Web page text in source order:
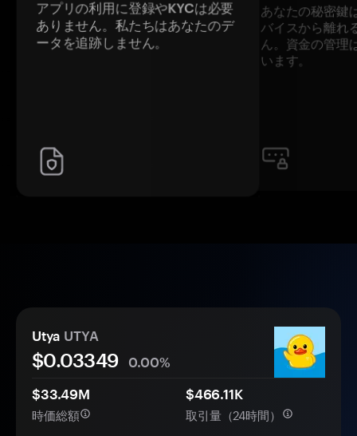
アプリの利用に登録やKYCは必要
ありません。私たちはあなたのデ
ータを追跡しません。
あなたの秘密鍵
バイスから離れ
ん。資金の管理
います。
Utya UTYA
$0.03349
0.00%
$33.49M
時価総額
$466.11K
取引量（24時間）